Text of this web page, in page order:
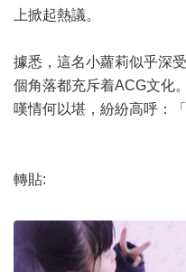
上掀起熱議。
據悉，這名小蘿莉似乎深
個角落都充斥着ACG文化
嘆情何以堪，紛紛高呼：
轉貼: